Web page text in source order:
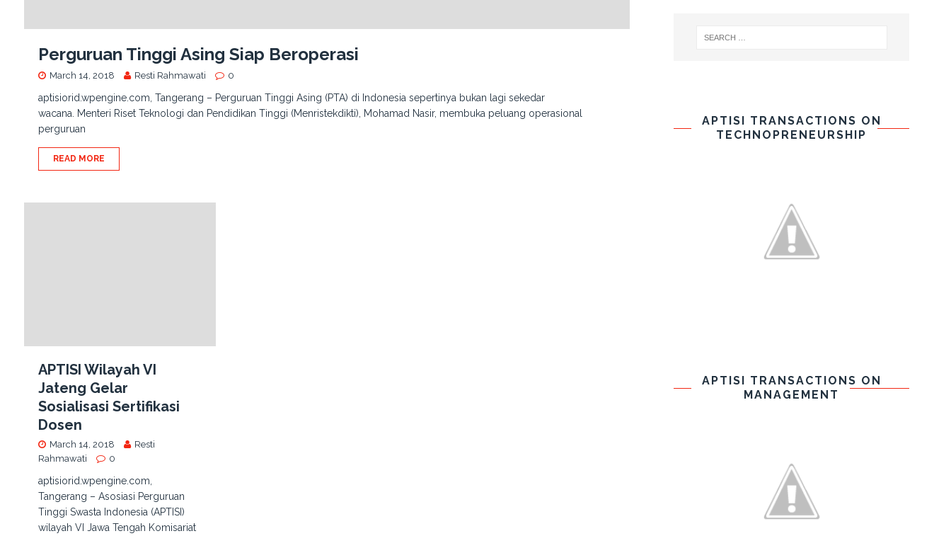
Perguruan Tinggi Asing Siap Beroperasi
March 14, 2018 Resti Rahmawati 0
aptisiorid.wpengine.com, Tangerang – Perguruan Tinggi Asing (PTA) di Indonesia sepertinya bukan lagi sekedar
wacana. Menteri Riset Teknologi dan Pendidikan Tinggi (Menristekdikti), Mohamad Nasir, membuka peluang operasional
perguruan
READ MORE
APTISI Wilayah VI
Jateng Gelar
Sosialisasi Sertifikasi
Dosen
March 14, 2018
Resti
Rahmawati
0
aptisiorid.wpengine.com,
Tangerang – Asosiasi Perguruan
Tinggi Swasta Indonesia (APTISI)
wilayah VI Jawa Tengah Komisariat
APTISI TRANSACTIONS ON
TECHNOPRENEURSHIP
APTISI TRANSACTIONS ON
MANAGEMENT